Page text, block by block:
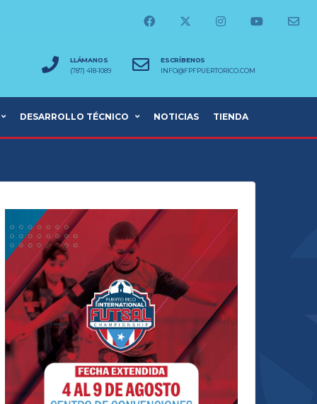
LLÁMANOS
(787) 418-1089
ESCRÍBENOS
INFO@FPFPUERTORICO.COM
DESARROLLO TÉCNICO NOTICIAS TIENDA